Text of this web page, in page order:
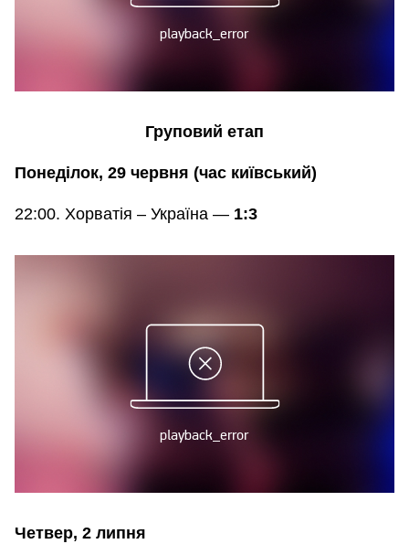
Груповий етап
Понеділок, 29 червня (час київський)
22:00. Хорватія – Україна — 1:3
Четвер, 2 липня